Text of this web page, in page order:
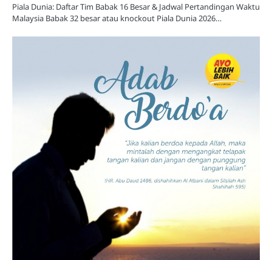
Piala Dunia: Daftar Tim Babak 16 Besar & Jadwal Pertandingan Waktu
Malaysia Babak 32 besar atau knockout Piala Dunia 2026…